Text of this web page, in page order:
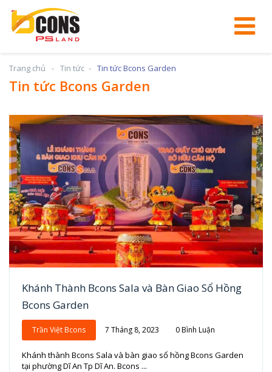
Trang chủ Tin tức Tin tức Bcons Garden
Tin tức Bcons Garden
Khánh Thành Bcons Sala và Bàn Giao Sổ Hồng
Bcons Garden
Trần Việt Bcons 7 Tháng 8, 2023 0 Bình Luận
Khánh thành Bcons Sala và bàn giao sổ hồng Bcons Garden
tại phường Dĩ An Tp Dĩ An. Bcons ...